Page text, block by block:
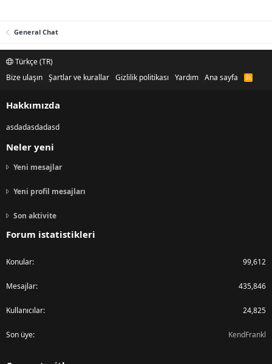
General Chat
Türkçe (TR)
Bize ulaşın Şartlar ve kurallar Gizlilik politikası Yardım Ana sayfa
R
Hakkımızda
asdadasdadasd
Neler yeni
Yeni mesajlar
Yeni profil mesajları
Son aktivite
Forum istatistikleri
Konular 99,612
Mesajlar 435,846
Kullanıcılar 24,825
Son üye KendFrankl